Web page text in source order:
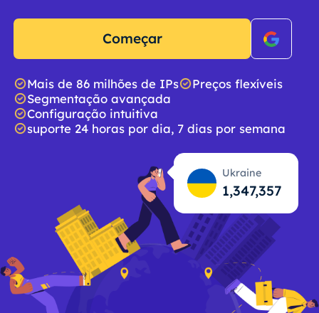
Começar
Mais de 86 milhões de IPs
Preços flexíveis
Segmentação avançada
Configuração intuitiva
suporte 24 horas por dia, 7 dias por semana
Ukraine
1,347,358